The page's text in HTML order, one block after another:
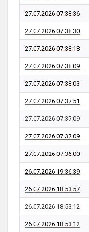
27.07.2026 07:38:36
27.07.2026 07:38:30
27.07.2026 07:38:18
27.07.2026 07:38:09
27.07.2026 07:38:03
27.07.2026 07:37:51
27.07.2026 07:37:09
27.07.2026 07:37:09
27.07.2026 07:36:00
26.07.2026 19:36:39
26.07.2026 18:53:57
26.07.2026 18:53:12
26.07.2026 18:53:12